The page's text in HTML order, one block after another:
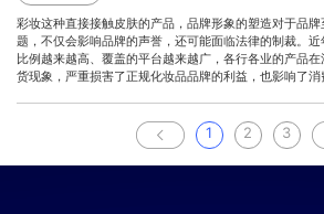
彩妆这种直接接触皮肤的产品，品牌形象的塑造对于品
题，不仅会影响品牌的声誉，还可能面临法律的制裁。
比例越来越高、覆盖的平台越来越广，各行各业的产品
货现象，严重损害了正规化妆品品牌的利益，也影响了消
1 2 3